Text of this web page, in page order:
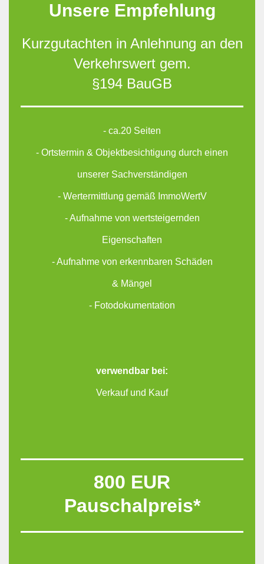
Unsere Empfehlung
Kurzgutachten in Anlehnung an den
Verkehrswert gem.
§194 BauGB
- ca.20 Seiten
- Ortstermin & Objektbesichtigung durch einen
unserer Sachverständigen
- Wertermittlung gemäß ImmoWertV
- Aufnahme von wertsteigernden
Eigenschaften
- Aufnahme von erkennbaren Schäden
& Mängel
- Fotodokumentation
verwendbar bei:
Verkauf und Kauf
800 EUR
Pauschalpreis*